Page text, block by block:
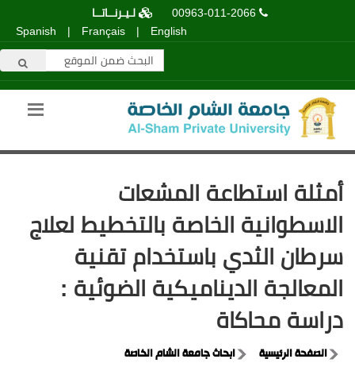
00963-011-2066
لـيـرنــاتــا
English
|
Français
|
Spanish
أمثلة استطاعة المشعات
الاسطوانية الخاصة بالتخطيط لعلاج
سرطان الثدي باستخدام تقنية
المعالجة الديناميكية الضوئية :
دراسة محاكاة
الصفحة الرئيسية ابحاث جامعة الشام الخاصة